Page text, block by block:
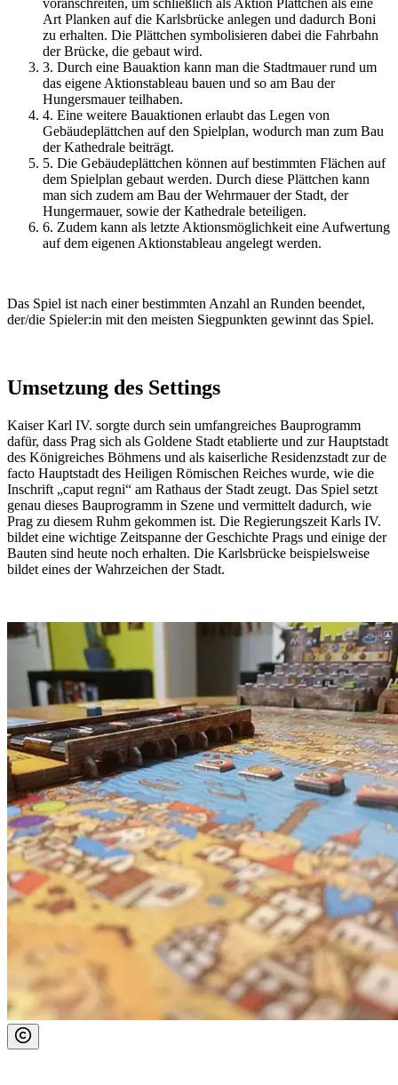
voranschreiten, um schließlich als Aktion Plättchen als eine
Art Planken auf die Karlsbrücke anlegen und dadurch Boni
zu erhalten. Die Plättchen symbolisieren dabei die Fahrbahn
der Brücke, die gebaut wird.
3. Durch eine Bauaktion kann man die Stadtmauer rund um
das eigene Aktionstableau bauen und so am Bau der
Hungersmauer teilhaben.
4. Eine weitere Bauaktionen erlaubt das Legen von
Gebäudeplättchen auf den Spielplan, wodurch man zum Bau
der Kathedrale beiträgt.
5. Die Gebäudeplättchen können auf bestimmten Flächen auf
dem Spielplan gebaut werden. Durch diese Plättchen kann
man sich zudem am Bau der Wehrmauer der Stadt, der
Hungermauer, sowie der Kathedrale beteiligen.
6. Zudem kann als letzte Aktionsmöglichkeit eine Aufwertung
auf dem eigenen Aktionstableau angelegt werden.
Das Spiel ist nach einer bestimmten Anzahl an Runden beendet,
der/die Spieler:in mit den meisten Siegpunkten gewinnt das Spiel.
Umsetzung des Settings
Kaiser Karl IV. sorgte durch sein umfangreiches Bauprogramm
dafür, dass Prag sich als Goldene Stadt etablierte und zur Hauptstadt
des Königreiches Böhmens und als kaiserliche Residenzstadt zur de
facto Hauptstadt des Heiligen Römischen Reiches wurde, wie die
Inschrift „caput regni“ am Rathaus der Stadt zeugt. Das Spiel setzt
genau dieses Bauprogramm in Szene und vermittelt dadurch, wie
Prag zu diesem Ruhm gekommen ist. Die Regierungszeit Karls IV.
bildet eine wichtige Zeitspanne der Geschichte Prags und einige der
Bauten sind heute noch erhalten. Die Karlsbrücke beispielsweise
bildet eines der Wahrzeichen der Stadt.